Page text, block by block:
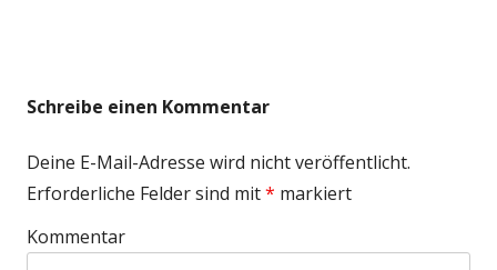
Schreibe einen Kommentar
Deine E-Mail-Adresse wird nicht veröffentlicht.
Erforderliche Felder sind mit* markiert
Kommentar